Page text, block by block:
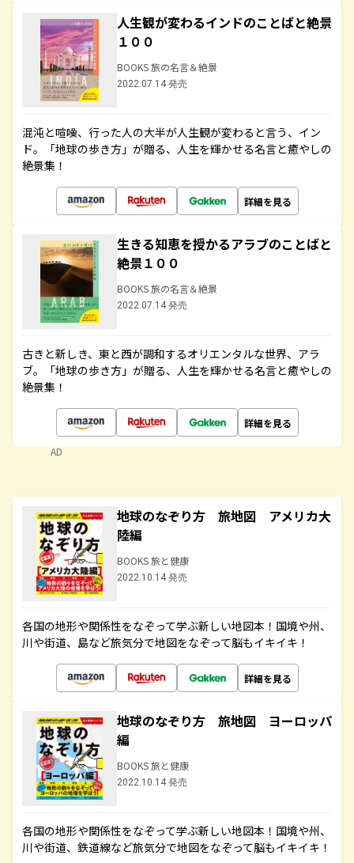
人生観が変わるインドのことばと絶景
１００
BOOKS 旅の名言＆絶景
2022.07.14 発売
混沌と喧噪、行った人の大半が人生観が変わると言う、イン
ド。「地球の歩き方」が贈る、人生を輝かせる名言と癒やしの
絶景集！
詳細を見る
生きる知恵を授かるアラブのことばと
絶景１００
BOOKS 旅の名言＆絶景
2022.07.14 発売
古きと新しき、東と西が調和するオリエンタルな世界、アラ
ブ。「地球の歩き方」が贈る、人生を輝かせる名言と癒やしの
絶景集！
詳細を見る
AD
地球のなぞり方 旅地図 アメリカ大
陸編
BOOKS 旅と健康
2022.10.14 発売
各国の地形や関係性をなぞって学ぶ新しい地図本！国境や州、
川や街道、島など旅気分で地図をなぞって脳もイキイキ！
詳細を見る
地球のなぞり方 旅地図 ヨーロッパ
編
BOOKS 旅と健康
2022.10.14 発売
各国の地形や関係性をなぞって学ぶ新しい地図本！国境や州、
川や街道、鉄道線など旅気分で地図をなぞって脳もイキイキ！